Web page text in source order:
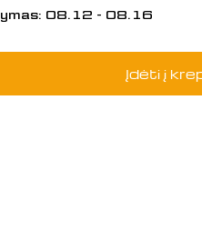
08.12 - 08.16
LAND,FRONT
LAND,FRONT
Įdėti į